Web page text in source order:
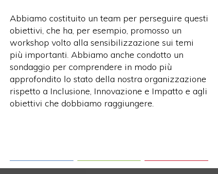
Abbiamo costituito un team per perseguire questi
obiettivi, che ha, per esempio, promosso un
workshop volto alla sensibilizzazione sui temi
più importanti. Abbiamo anche condotto un
sondaggio per comprendere in modo più
approfondito lo stato della nostra organizzazione
rispetto a Inclusione, Innovazione e Impatto e agli
obiettivi che dobbiamo raggiungere.